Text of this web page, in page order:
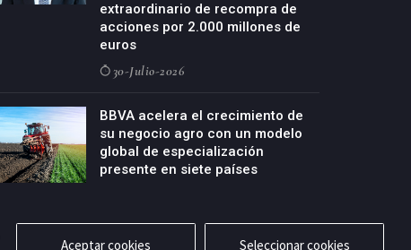
extraordinario de recompra de
acciones por 2.000 millones de
euros
30-Julio-2026
BBVA acelera el crecimiento de
su negocio agro con un modelo
global de especialización
presente en siete países
Aceptar cookies Seleccionar cookies